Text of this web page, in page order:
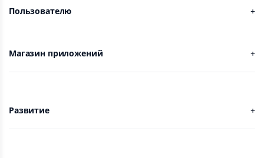
Пользователю
Магазин приложений
Развитие